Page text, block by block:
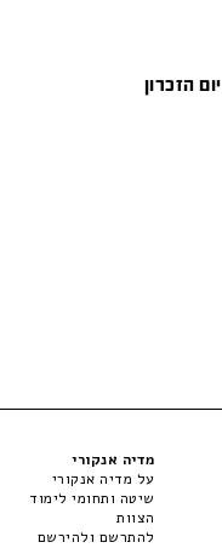
יום הזכרון
מדיה אנקורי
על מדיה אנקורי
שיטה ותחומי לימוד
הצוות
להתרשם ולהירשם